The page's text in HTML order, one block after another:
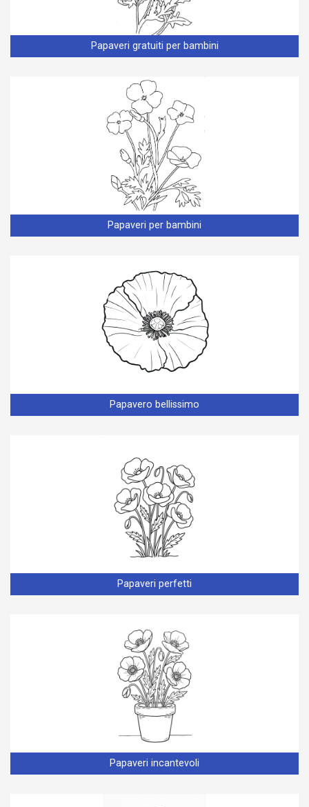
Papaveri gratuiti per bambini
Papaveri per bambini
Papavero bellissimo
Papaveri perfetti
Papaveri incantevoli